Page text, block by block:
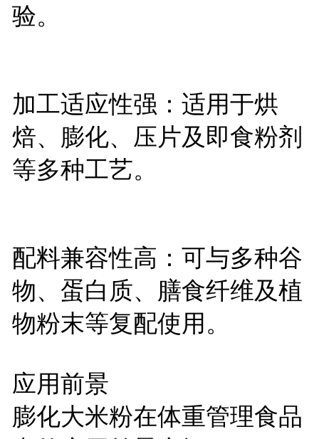
验。
加工适应性强：适用于烘
焙、膨化、压片及即食粉剂
等多种工艺。
配料兼容性高：可与多种谷
物、蛋白质、膳食纤维及植
物粉末等复配使用。
应用前景
膨化大米粉在体重管理食品